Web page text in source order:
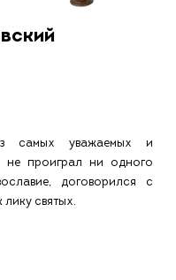
самых уважаемых и
не проиграл ни одного
договорился с
святых.